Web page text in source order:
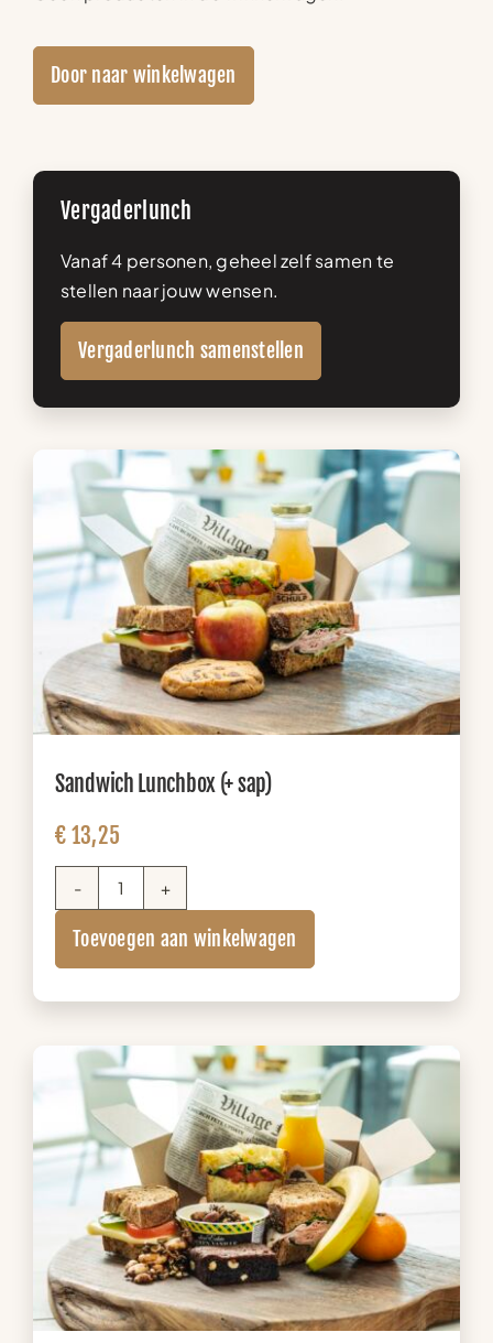
Door naar winkelwagen
Vergaderlunch
Vanaf 4 personen, geheel zelf samen te
stellen naar jouw wensen.
Vergaderlunch samenstellen
Sandwich Lunchbox (+ sap)
€ 13,25
Sandwich
(+
Toevoegen aan winkelwagen